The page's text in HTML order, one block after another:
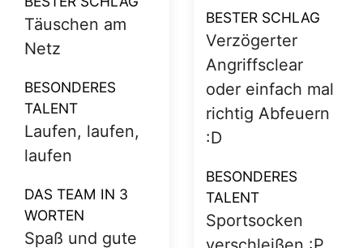
Kontern und
Smashzz
BESONDERES
TALENT
Starke Mentalität
TEAM IN DREI
WORTEN
Wahre
Doppel
BESTER SCHLAG
kranke Abwehr
und Kontern
BESONDERES
Physis und
Fitness, die
locker für 32